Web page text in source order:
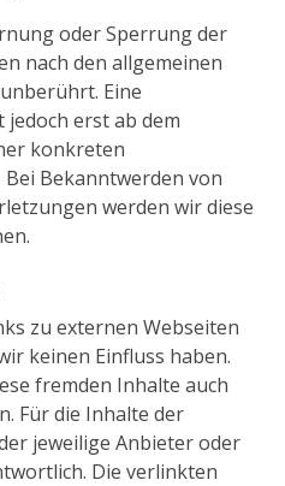
oder Sperrung der
nach den allgemeinen
Eine
erst ab dem
konkreten
Bekanntwerden von
werden wir diese
zu externen Webseiten
keinen Einfluss haben.
fremden Inhalte auch
Für die Inhalte der
jeweilige Anbieter oder
Die verlinkten